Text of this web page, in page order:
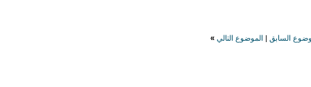
السابق الموضوع التالي »